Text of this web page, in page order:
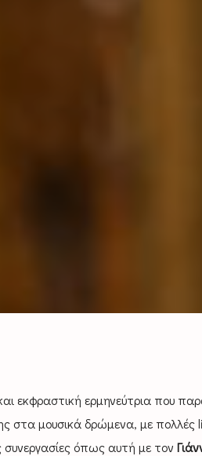
εκφραστική ερμηνεύτρια που
στα μουσικά δρώμενα, με πολλές
όπως αυτή με τον